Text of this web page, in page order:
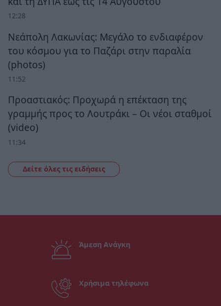
12:28
Νεάπολη Λακωνίας: Μεγάλο το ενδιαφέρον
του κόσμου για το Παζάρι στην παραλία
(photos)
11:52
Προαστιακός: Προχωρά η επέκταση της
γραμμής προς το Λουτράκι – Οι νέοι σταθμοί
(video)
11:34
Δείτε όλες τις ειδήσεις
Άμεση Ανάγκη
Χρήσιμα τηλέφωνα